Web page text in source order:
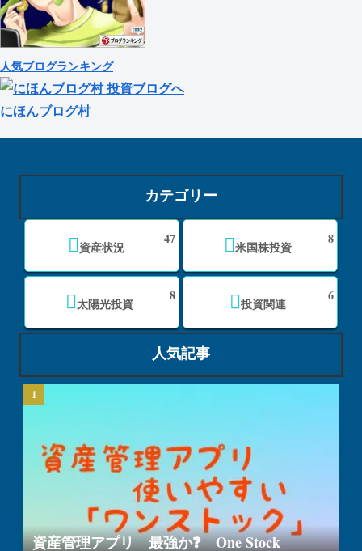
人気ブログランキング
にほんブログ村
カテゴリー
資産状況
47
米国株投資
8
太陽光投資
8
投資関連
6
人気記事
資産管理アプリ 最強か❓ One Stock